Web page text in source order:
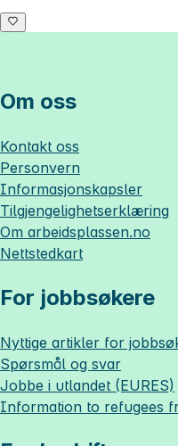
Om oss
Kontakt oss
Personvern
Informasjonskapsler
Tilgjengelighetserklæring
Om arbeidsplassen.no
Nettstedkart
For jobbsøkere
Nyttige artikler for
Spørsmål og svar
Jobbe i utlandet (EURES)
Information to refugees